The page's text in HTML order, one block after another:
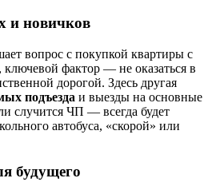
и новичков
вопрос с покупкой квартиры с
фактор — не оказаться в
дорогой. Здесь другая
подъезда и выезды на основные
случится ЧП — всегда будет
автобуса, «скорой» или
будущего